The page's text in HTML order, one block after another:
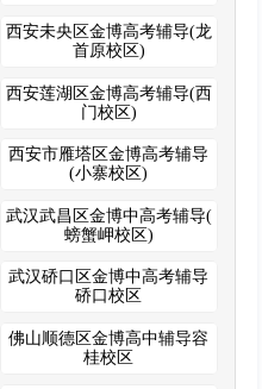
西安未央区金博高考辅导(龙
首原校区)
西安莲湖区金博高考辅导(西
门校区)
西安市雁塔区金博高考辅导
(小寨校区)
武汉武昌区金博中高考辅导(
螃蟹岬校区)
武汉硚口区金博中高考辅导
硚口校区
佛山顺德区金博高中辅导容
桂校区